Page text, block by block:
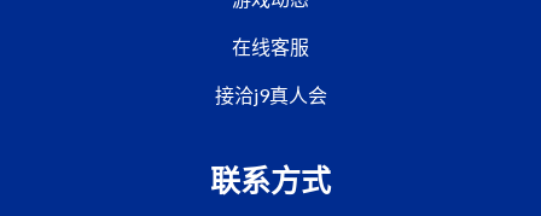
在线客服
接洽j9真人会
联系方式